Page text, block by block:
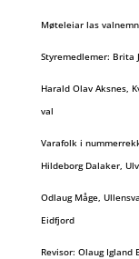
Møteleiar las
Styremedlemer: Brita
Harald Olav Aksnes,
val
Varafolk i
Hildeborg Dalaker,
Odlaug Måge,
Eidfjord
Revisor: Olaug